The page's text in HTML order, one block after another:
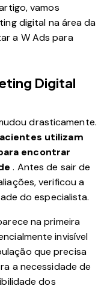
vamos
digital na área da
a W Ads para
Digital
drasticamente.
utilizam
encontrar
. Antes de sair de
verificou a
do especialista.
na primeira
invisível
que precisa
a necessidade de
dos